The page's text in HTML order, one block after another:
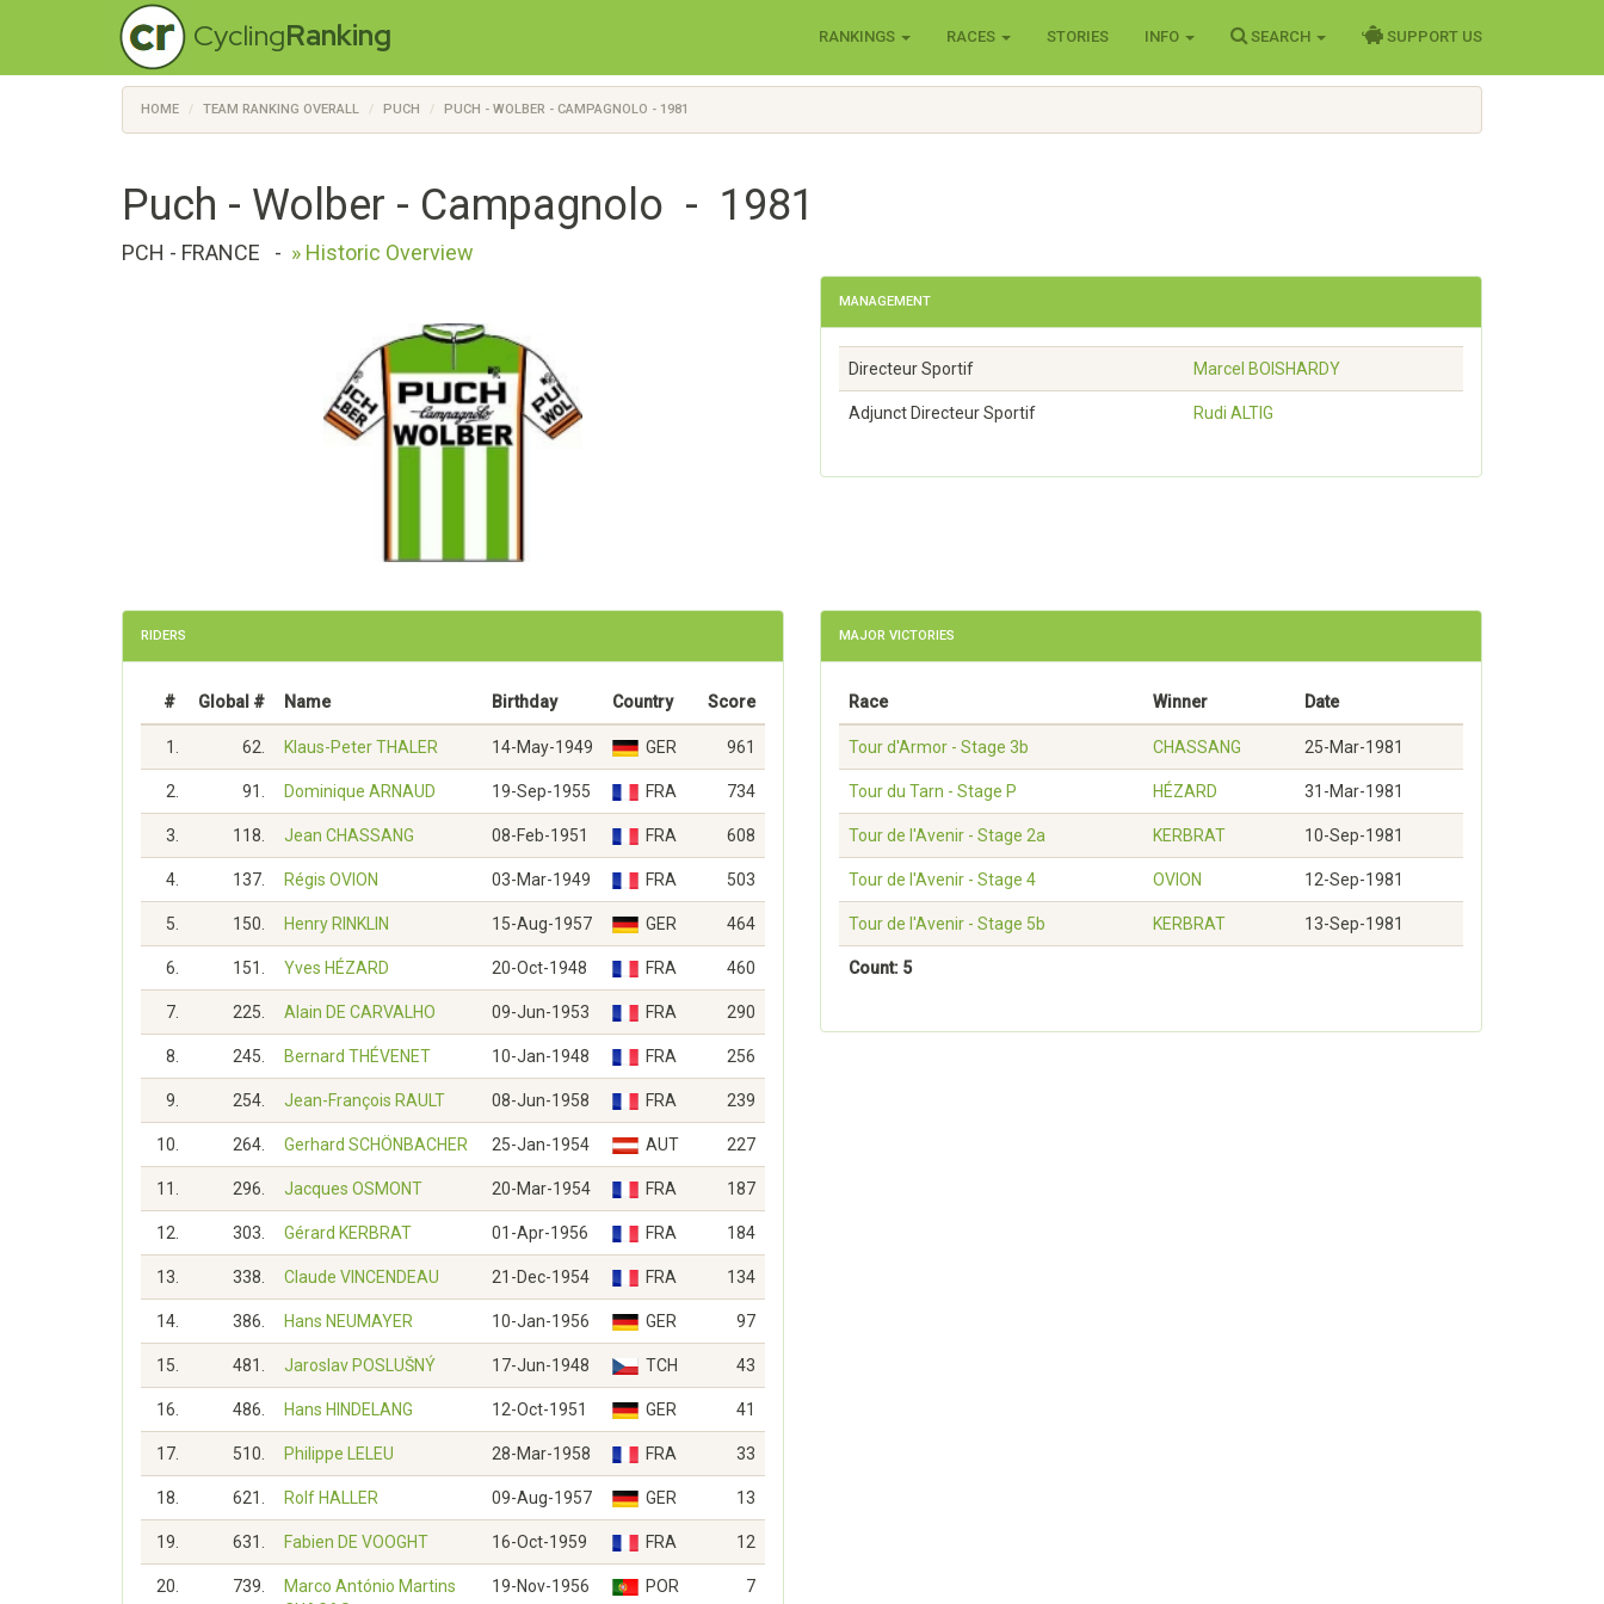
CyclingRanking RANKINGS RACES STORIES INFO SEARCH SUPPORT US
HOME TEAM RANKING OVERALL PUCH PUCH - WOLBER - CAMPAGNOLO - 1981
Puch - Wolber - Campagnolo - 1981
PCH - FRANCE - » Historic Overview
MANAGEMENT
Directeur Sportif Marcel BOISHARDY
Adjunct Directeur Sportif Rudi ALTIG
RIDERS
# Global # Name Birthday Country Score
1. 62. Klaus-Peter THALER 14-May-1949 GER 961
2. 91. Dominique ARNAUD 19-Sep-1955 FRA 734
3. 118. Jean CHASSANG 08-Feb-1951 FRA 608
4. 137. Régis OVION 03-Mar-1949 FRA 503
5. 150. Henry RINKLIN 15-Aug-1957 GER 464
6. 151. Yves HÉZARD 20-Oct-1948 FRA 460
7. 225. Alain DE CARVALHO 09-Jun-1953 FRA 290
8. 245. Bernard THÉVENET 10-Jan-1948 FRA 256
9. 254. Jean-François RAULT 08-Jun-1958 FRA 239
10. 264. Gerhard SCHÖNBACHER 25-Jan-1954 AUT 227
11. 296. Jacques OSMONT 20-Mar-1954 FRA 187
12. 303. Gérard KERBRAT 01-Apr-1956 FRA 184
13. 338. Claude VINCENDEAU 21-Dec-1954 FRA 134
14. 386. Hans NEUMAYER 10-Jan-1956 GER 97
15. 481. Jaroslav POSLUŠNÝ 17-Jun-1948 TCH 43
16. 486. Hans HINDELANG 12-Oct-1951 GER 41
17. 510. Philippe LELEU 28-Mar-1958 FRA 33
18. 621. Rolf HALLER 09-Aug-1957 GER 13
19. 631. Fabien DE VOOGHT 16-Oct-1959 FRA 12
20. 739.
Marco António Martins
19-Nov-1956 POR 7
MAJOR VICTORIES
Race Winner Date
Tour d'Armor - Stage 3b CHASSANG 25-Mar-1981
Tour du Tarn - Stage P HÉZARD 31-Mar-1981
Tour de l'Avenir - Stage 2a KERBRAT 10-Sep-1981
Tour de l'Avenir - Stage 4 OVION 12-Sep-1981
Tour de l'Avenir - Stage 5b KERBRAT 13-Sep-1981
Count: 5